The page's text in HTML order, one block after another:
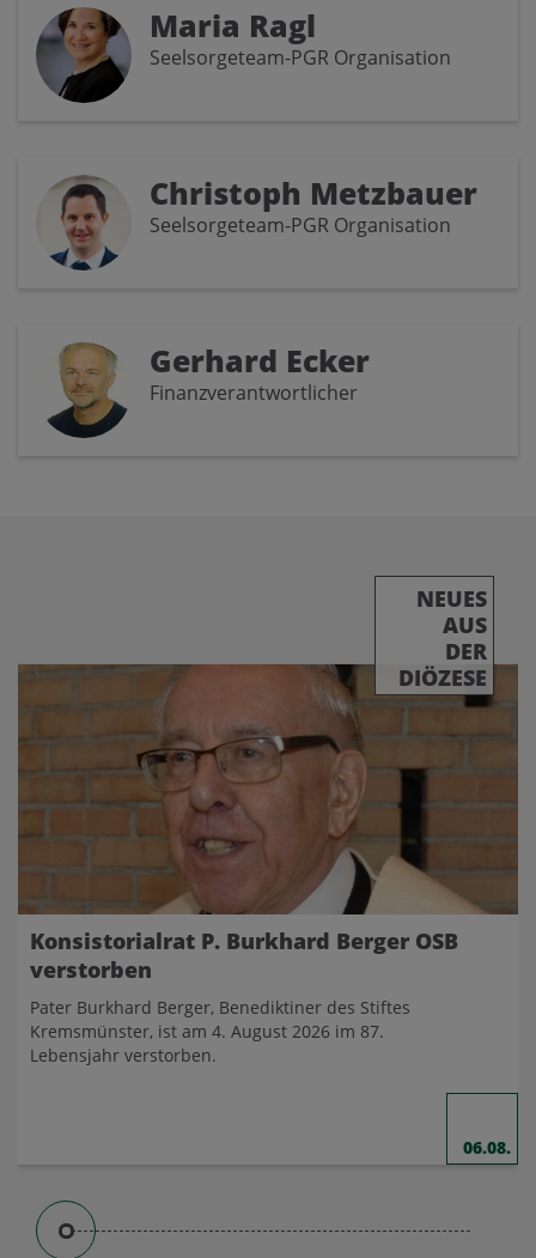
Maria Ragl
Seelsorgeteam-PGR Organisation
Christoph Metzbauer
Seelsorgeteam-PGR Organisation
Gerhard Ecker
Finanzverantwortlicher
NEUES
AUS
DER
DIÖZESE
Konsistorialrat P. Burkhard Berger OSB
verstorben
Pater Burkhard Berger, Benediktiner des Stiftes
Kremsmünster, ist am 4. August 2026 im 87.
Lebensjahr verstorben.
06.08.